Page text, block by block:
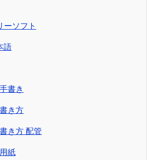
ーソフト
語
書き
き方
き方 配管
紙